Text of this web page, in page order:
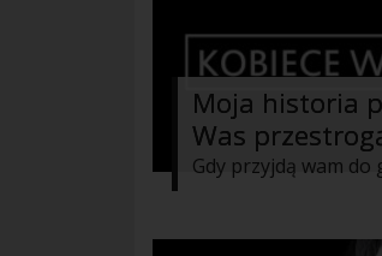
Moja historia
Was